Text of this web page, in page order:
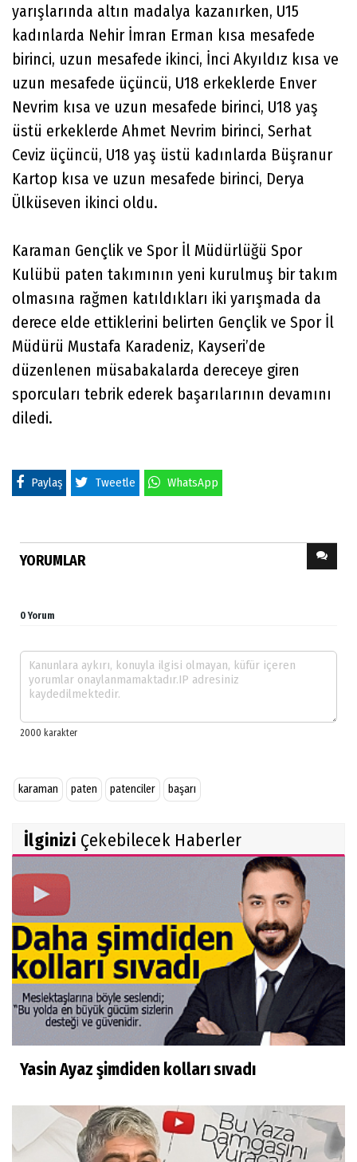
yarışlarında altın madalya kazanırken, U15
kadınlarda Nehir İmran Erman kısa mesafede
birinci, uzun mesafede ikinci, İnci Akyıldız kısa ve
uzun mesafede üçüncü, U18 erkeklerde Enver
Nevrim kısa ve uzun mesafede birinci, U18 yaş
üstü erkeklerde Ahmet Nevrim birinci, Serhat
Ceviz üçüncü, U18 yaş üstü kadınlarda Büşranur
Kartop kısa ve uzun mesafede birinci, Derya
Ülküseven ikinci oldu.
Karaman Gençlik ve Spor İl Müdürlüğü Spor
Kulübü paten takımının yeni kurulmuş bir takım
olmasına rağmen katıldıkları iki yarışmada da
derece elde ettiklerini belirten Gençlik ve Spor İl
Müdürü Mustafa Karadeniz, Kayseri’de
düzenlenen müsabakalarda dereceye giren
sporcuları tebrik ederek başarılarının devamını
diledi.
Paylaş Tweetle WhatsApp
YORUMLAR
0 Yorum
karaman paten patenciler başarı
İlginizi Çekebilecek Haberler
Yasin Ayaz şimdiden kolları sıvadı